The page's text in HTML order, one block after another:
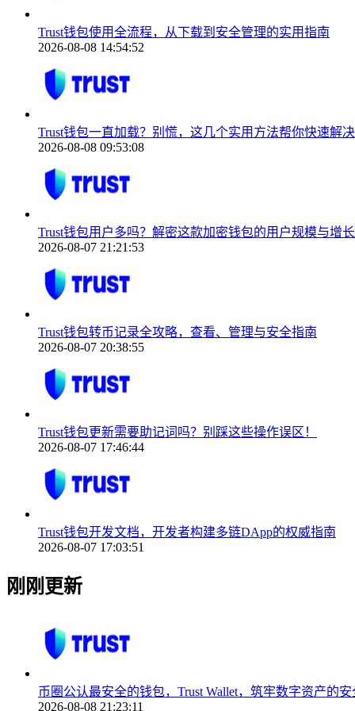
Trust钱包使用全流程，从下载到安全管理的实用指南
2026-08-08 14:54:52
Trust钱包一直加载？别慌，这几个实用方法帮你快速解决
2026-08-08 09:53:08
Trust钱包用户多吗？解密这款加密钱包的用户规模与增
2026-08-07 21:21:53
Trust钱包转币记录全攻略，查看、管理与安全指南
2026-08-07 20:38:55
Trust钱包更新需要助记词吗？别踩这些操作误区！
2026-08-07 17:46:44
Trust钱包开发文档，开发者构建多链DApp的权威指南
2026-08-07 17:03:51
刚刚更新
币圈公认最安全的钱包，Trust Wallet，筑牢数字资产的
2026-08-08 21:23:11